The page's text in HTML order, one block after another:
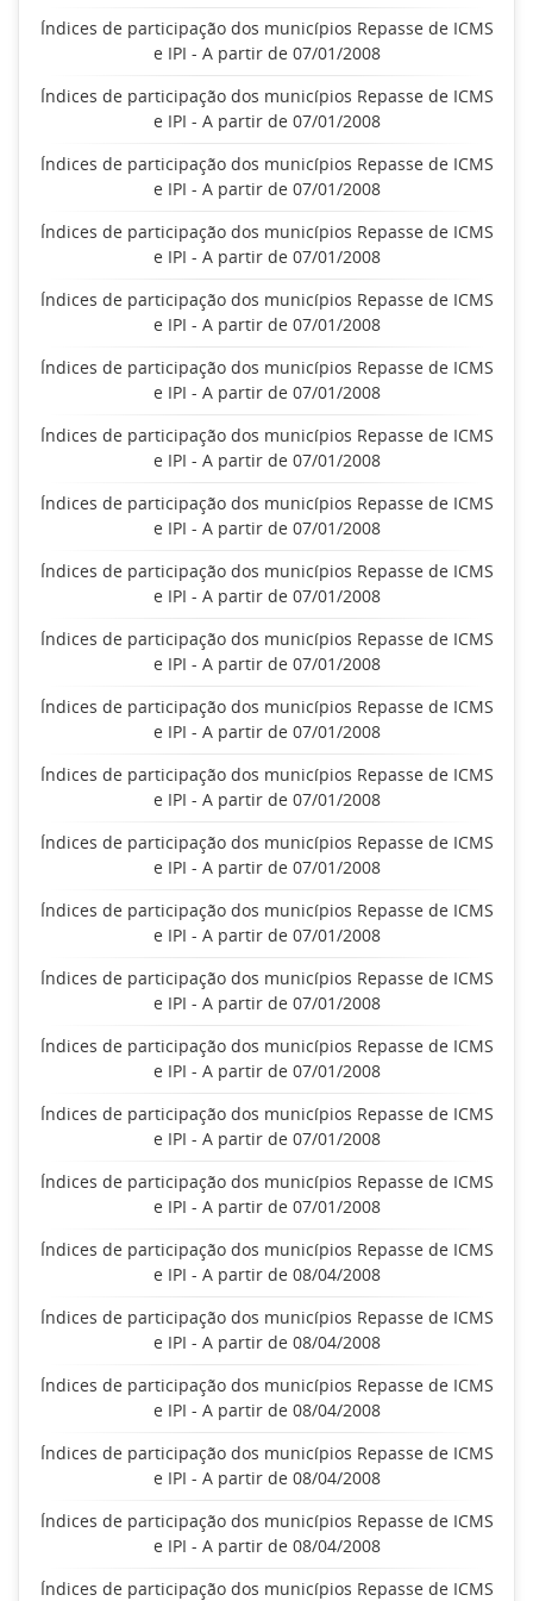
Índices de participação dos municípios Repasse de ICMS
e IPI - A partir de 07/01/2008
Índices de participação dos municípios Repasse de ICMS
e IPI - A partir de 07/01/2008
Índices de participação dos municípios Repasse de ICMS
e IPI - A partir de 07/01/2008
Índices de participação dos municípios Repasse de ICMS
e IPI - A partir de 07/01/2008
Índices de participação dos municípios Repasse de ICMS
e IPI - A partir de 07/01/2008
Índices de participação dos municípios Repasse de ICMS
e IPI - A partir de 07/01/2008
Índices de participação dos municípios Repasse de ICMS
e IPI - A partir de 07/01/2008
Índices de participação dos municípios Repasse de ICMS
e IPI - A partir de 07/01/2008
Índices de participação dos municípios Repasse de ICMS
e IPI - A partir de 07/01/2008
Índices de participação dos municípios Repasse de ICMS
e IPI - A partir de 07/01/2008
Índices de participação dos municípios Repasse de ICMS
e IPI - A partir de 07/01/2008
Índices de participação dos municípios Repasse de ICMS
e IPI - A partir de 07/01/2008
Índices de participação dos municípios Repasse de ICMS
e IPI - A partir de 07/01/2008
Índices de participação dos municípios Repasse de ICMS
e IPI - A partir de 07/01/2008
Índices de participação dos municípios Repasse de ICMS
e IPI - A partir de 07/01/2008
Índices de participação dos municípios Repasse de ICMS
e IPI - A partir de 07/01/2008
Índices de participação dos municípios Repasse de ICMS
e IPI - A partir de 07/01/2008
Índices de participação dos municípios Repasse de ICMS
e IPI - A partir de 07/01/2008
Índices de participação dos municípios Repasse de ICMS
e IPI - A partir de 08/04/2008
Índices de participação dos municípios Repasse de ICMS
e IPI - A partir de 08/04/2008
Índices de participação dos municípios Repasse de ICMS
e IPI - A partir de 08/04/2008
Índices de participação dos municípios Repasse de ICMS
e IPI - A partir de 08/04/2008
Índices de participação dos municípios Repasse de ICMS
e IPI - A partir de 08/04/2008
Índices de participação dos municípios Repasse de ICMS